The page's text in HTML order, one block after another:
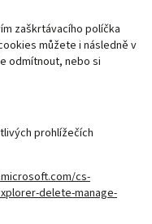
zaškrtávacího políčka
můžete i následně v
odmítnout, nebo si
prohlížečích
cs-
delete-manage-